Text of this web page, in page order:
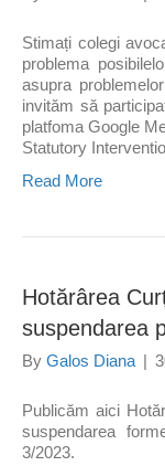
Stimați colegi
problema
asupra
invităm să
platfoma Google
Statutory
Read More
Hotărârea
suspendarea
By Galos Diana |
Publicăm aici
suspendarea
3/2023.